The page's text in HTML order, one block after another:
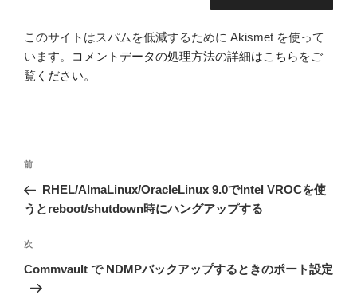
このサイトはスパムを低減するために Akismet を使って
います。
コメントデータの処理方法の詳細はこちらをご
覧ください。
投
ナ
ゲ
ー
シ
前
の
投
前
RHEL/AlmaLinux/OracleLinux 9.0でIntel VROCを使
うとreboot/shutdown時にハングアップする
次
の
次
Commvault で NDMPバックアップするときのポート設定